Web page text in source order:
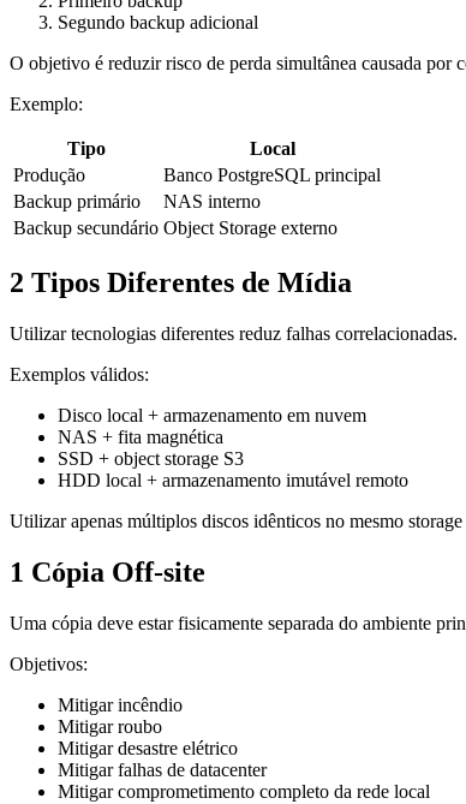
Segundo backup adicional
O objetivo é reduzir risco de perda simultânea causada por
Exemplo:
Tipo
Local
Produção
Banco PostgreSQL principal
Backup primário
NAS interno
Backup secundário Object Storage externo
2 Tipos Diferentes de Mídia
Utilizar tecnologias diferentes reduz falhas correlacionadas.
Exemplos válidos:
Disco local + armazenamento em nuvem
NAS + fita magnética
SSD + object storage S3
HDD local + armazenamento imutável remoto
Utilizar apenas múltiplos discos idênticos no mesmo
1 Cópia Off-site
Uma cópia deve estar fisicamente separada do ambiente
Objetivos:
Mitigar incêndio
Mitigar roubo
Mitigar desastre elétrico
Mitigar falhas de datacenter
Mitigar comprometimento completo da rede local